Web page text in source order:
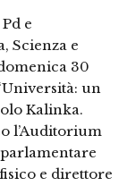
e
Scienza e
30
un
Kalinka.
l’Auditorium
e direttore